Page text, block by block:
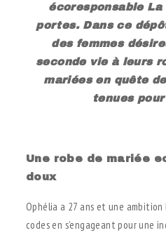
écoresponsable
portes. Dans ce
des femmes
seconde vie à leurs
mariées en quête
tenues
Une robe de mariée
doux
Ophélia a 27 ans et une ambition
codes en s’engageant pour une